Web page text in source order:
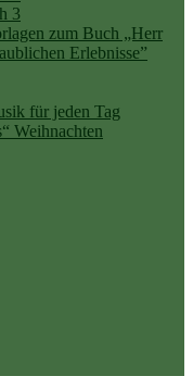
3
zum Buch „Herr
Erlebnisse”
für jeden Tag
Weihnachten